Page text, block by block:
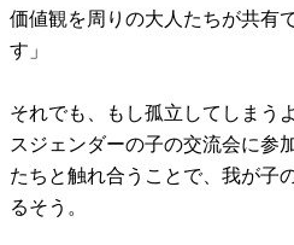
価値観を周りの大人たちが共有
す」
それでも、もし孤立してしまう
スジェンダーの子の交流会に参
たちと触れ合うことで、我が子
るそう。